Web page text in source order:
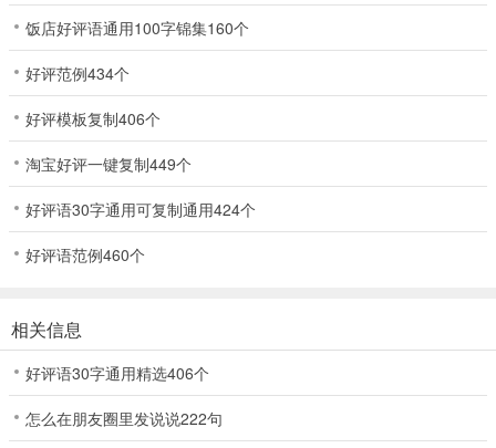
饭店好评语通用100字锦集160个
好评范例434个
好评模板复制406个
淘宝好评一键复制449个
好评语30字通用可复制通用424个
好评语范例460个
相关信息
好评语30字通用精选406个
怎么在朋友圈里发说说222句